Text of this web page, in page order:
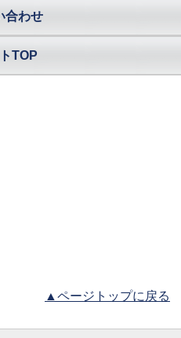
合わせ
TOP
▲ページトップに戻る